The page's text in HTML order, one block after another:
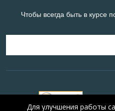
Чтобы всегда быть в курсе
Для улучшения работы